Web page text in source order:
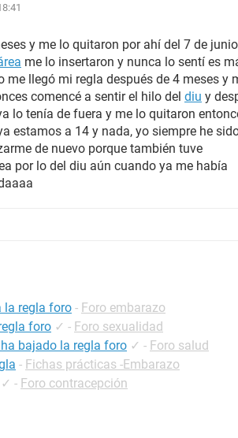
y me lo quitaron por ahí del 7 de
me lo insertaron y nunca lo sentí es
me llegó mi regla después de 4 meses y
comencé a sentir el hilo del diu y
lo tenía de fuera y me lo quitaron
estamos a 14 y nada, yo siempre he
de nuevo porque también tuve
por lo del diu aún cuando ya me había
la regla foro - Foro embarazo
foro ✓ - Foro sexualidad
bajado la regla foro ✓ - Foro salud
- Fichas prácticas -Embarazo
✓ - Foro contracepción